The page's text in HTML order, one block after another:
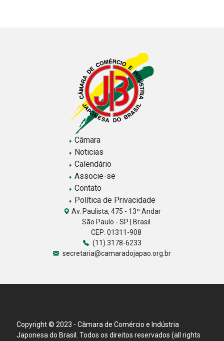
Câmara
Noticias
Calendário
Associe-se
Contato
Política de Privacidade
Av. Paulista, 475 - 13º Andar
São Paulo - SP | Brasil
CEP: 01311-908
(11) 3178-6233
secretaria@camaradojapao.org.br
Copyright © 2023 - Câmara de Comércio e Indústria
Japonesa do Brasil. Todos os direitos reservados (all rights